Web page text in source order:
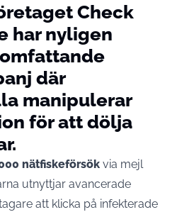
Check
har nyligen
där
manipulerar
för att dölja
nätfiskeförsök via mejl
utnyttjar avancerade
att klicka på infekterade